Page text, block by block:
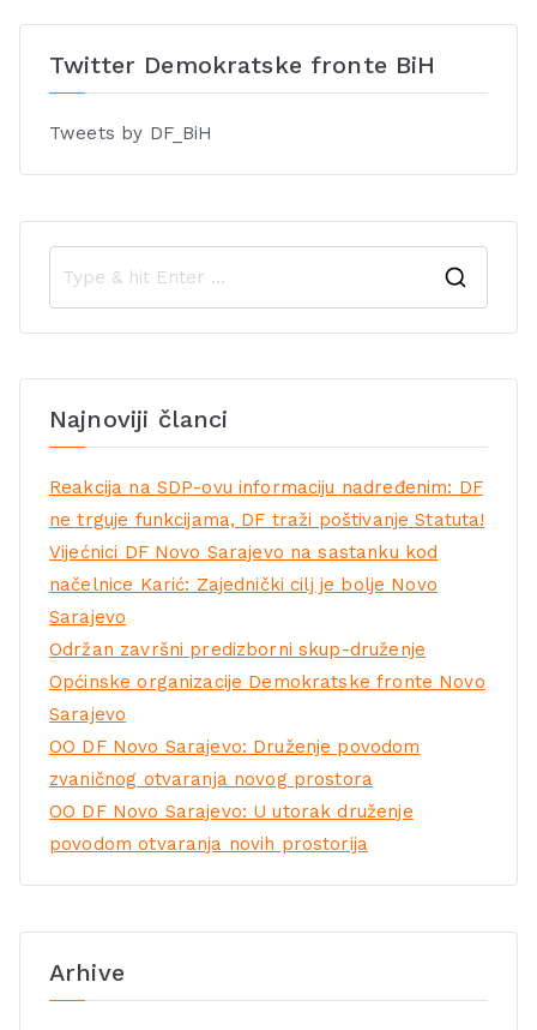
Twitter Demokratske fronte BiH
Tweets by DF_BiH
Najnoviji članci
Reakcija na SDP-ovu informaciju nadređenim: DF
ne trguje funkcijama, DF traži poštivanje Statuta!
Vijećnici DF Novo Sarajevo na sastanku kod
načelnice Karić: Zajednički cilj je bolje Novo
Sarajevo
Održan završni predizborni skup-druženje
Općinske organizacije Demokratske fronte Novo
Sarajevo
OO DF Novo Sarajevo: Druženje povodom
zvaničnog otvaranja novog prostora
OO DF Novo Sarajevo: U utorak druženje
povodom otvaranja novih prostorija
Arhive